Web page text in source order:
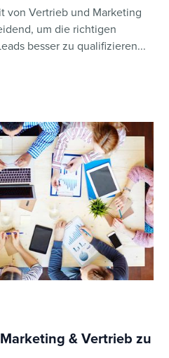
von Vertrieb und Marketing
um die richtigen
besser zu qualifizieren...
& Vertrieb zu